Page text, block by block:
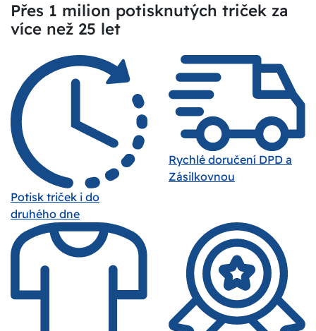
Přes 1 milion potisknutých triček za
více než 25 let
Potisk triček i do
druhého dne
Rychlé doručení DPD a
Zásilkovnou